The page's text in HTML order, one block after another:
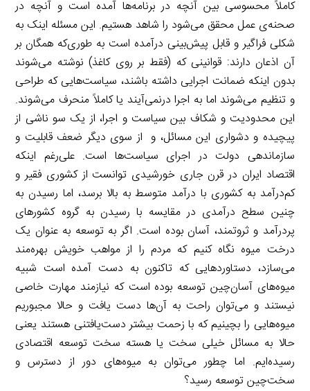
کاملاً محسوسی بین آنچه در برنامه‌ها آمده است و آنچه در
صحنه‌ی عمل محقق می‌شود را شاهد هستیم. این مسئله اینک به
شکلی فراگیر و قابل پیش‌بینی درآمده است به طوری‌که همگان بر
آن اذعان دارند: قوانینی که (فقط بر روی کاغذ) نوشته می‌شوند
بدون اینکه ضمانت اجرایی داشته باشند، سیاست‌هایی که طراحی
و تنظیم می‌شوند اما به اجرا درنمی‌آیند یا کاملاً منحرف می‌شوند.
این محدودیت و شکاف بین سیاست و اجرا، از یک سو ناشی از
پیچیده و دشواری این مسائل، و از سوی دیگر ضعف قابلیت و
سازماندهی دولت در اجرای سیاست‌ها است. علی‌رغم اینکه
اقتصاد ایران در قرن جاری خورشیدی توانست از کشوری فقیر و
کم‌درآمد به کشوری با درآمد متوسط به بالا برسد، اما رسیدن به
چنین سطح درآمدی در مقایسه با رسیدن به گروه کشورهای
پردرآمد و ثروتمند، آسان بوده است. اگر به توسعه به عنوان یک
درخت میوه نگاه کنیم که مردم را از مواهب خویش بهره‌مند
می‌سازد، دستاوردهایی که تاکنون به دست آمده است شبیه
میوه‌های آسان‌چین توسعه بوده است که نیازمند مهارت خاصی
نیستند و می‌توان راحت به آن‌ها دست یافت و حالا مجبوریم
میوه‌هایی را بچینیم که با زحمت بیشتر دست‌یافتنی هستند یعنی
حالا به مسائل خیلی سخت یا هسته سخت توسعه اقتصادی
رسیده‌ایم. اما چطور می‌توان به میوه‌های دور از دسترس و
سخت‌چین توسعه رسید؟